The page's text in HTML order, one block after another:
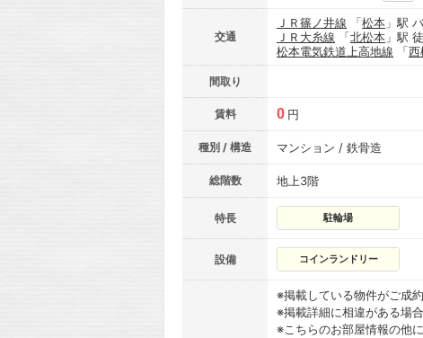
交通
ＪＲ篠ノ井線 「松本 」駅
ＪＲ大糸線 「北松本 」駅
松本電気鉄道上高地線 「西
間取り
賃料 0 円
種別 / 構造 マンション / 鉄骨造
総階数 地上3階
特長 駐輪場
設備 コインランドリー
※掲載している物件がご成
※掲載詳細に相違がある場
※こちらのお部屋情報の他